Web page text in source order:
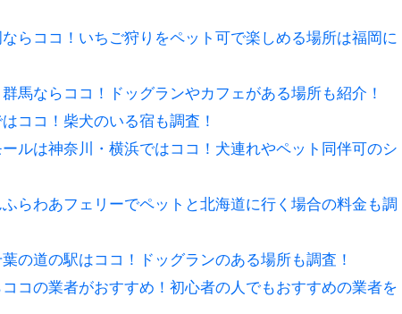
らココ！いちご狩りをペット可で楽しめる場所は福岡に
馬ならココ！ドッグランやカフェがある場所も紹介！
ココ！柴犬のいる宿も調査！
ルは神奈川・横浜ではココ！犬連れやペット同伴可のシ
らわあフェリーでペットと北海道に行く場合の料金も調
の道の駅はココ！ドッグランのある場所も調査！
コの業者がおすすめ！初心者の人でもおすすめの業者を